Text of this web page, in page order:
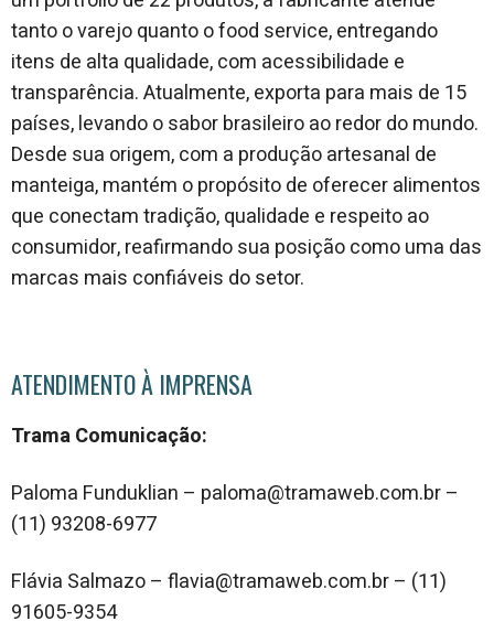
tanto o varejo quanto o food service, entregando
itens de alta qualidade, com acessibilidade e
transparência. Atualmente, exporta para mais de 15
países, levando o sabor brasileiro ao redor do mundo.
Desde sua origem, com a produção artesanal de
manteiga, mantém o propósito de oferecer alimentos
que conectam tradição, qualidade e respeito ao
consumidor, reafirmando sua posição como uma das
marcas mais confiáveis do setor.
ATENDIMENTO À IMPRENSA
Trama Comunicação:
Paloma Funduklian – paloma@tramaweb.com.br –
(11) 93208-6977
Flávia Salmazo – flavia@tramaweb.com.br – (11)
91605-9354